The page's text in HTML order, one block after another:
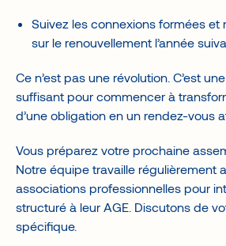
Suivez les connexions formées et
sur le renouvellement l’année
Ce n’est pas une révolution. C’est
suffisant pour commencer à
d’une obligation en un rendez-vous
Vous préparez votre prochaine
Notre équipe travaille régulièrement
associations professionnelles pour
structuré à leur AGE. Discutons de
spécifique.